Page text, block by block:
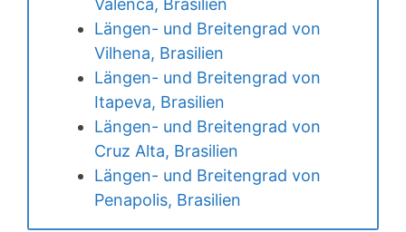
Valenca, Brasilien
Längen- und Breitengrad von
Vilhena, Brasilien
Längen- und Breitengrad von
Itapeva, Brasilien
Längen- und Breitengrad von
Cruz Alta, Brasilien
Längen- und Breitengrad von
Penapolis, Brasilien